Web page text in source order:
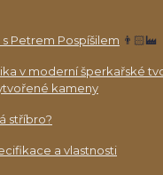
Petrem Pospíšilem 👨🏻‍🏭
v moderní šperkařské
kameny
stříbro?
a vlastnosti